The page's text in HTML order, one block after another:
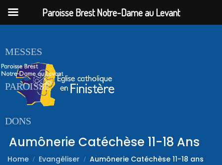
ACCUEIL
MESSES
PAROISSE
DONS
Aumônerie Catéchèse 11-18 Ans
Home Evangéliser Aumônerie Catéchèse 11-18 ans
Paroisse Brest Notre-Dame au Levant